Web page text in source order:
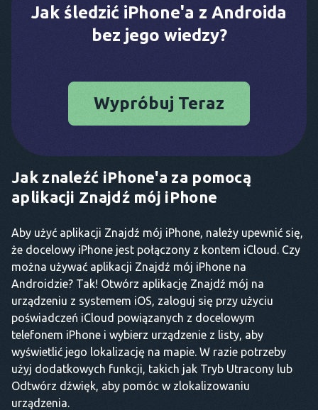
Jak śledzić iPhone'a z Androida
bez jego wiedzy?
Wypróbuj Teraz
Jak znaleźć iPhone'a za pomocą
aplikacji Znajdź mój iPhone
Aby użyć aplikacji Znajdź mój iPhone, należy upewnić się,
że docelowy iPhone jest połączony z kontem iCloud. Czy
można używać aplikacji Znajdź mój iPhone na
Androidzie? Tak! Otwórz aplikację Znajdź mój na
urządzeniu z systemem iOS, zaloguj się przy użyciu
poświadczeń iCloud powiązanych z docelowym
telefonem iPhone i wybierz urządzenie z listy, aby
wyświetlić jego lokalizację na mapie. W razie potrzeby
użyj dodatkowych funkcji, takich jak Tryb Utracony lub
Odtwórz dźwięk, aby pomóc w zlokalizowaniu
urządzenia.